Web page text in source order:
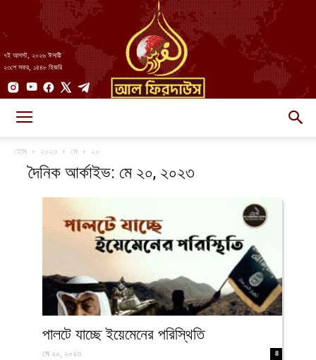
৭ই আগস্ট, ২০২৬ ঈসায়ী
২৩শে সফর, ১৪৪৮ হিজরি
ফিরদাউস
হোম ২০২৩ মে ২০
দৈনিক আর্কাইভ: মে ২০, ২০২৩
পালটে যাচ্ছে ইয়েমেনের পরিস্থিতি
মে ২০, ২০২৩ 8